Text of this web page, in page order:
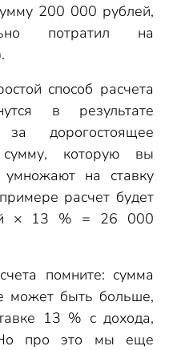
200 000 рублей,
потратил на
способ расчета
в результате
дорогостоящее
которую вы
на ставку
расчет будет
× 13 % = 26 000
помните: сумма
может быть больше,
13 % с дохода,
Но про это мы еще